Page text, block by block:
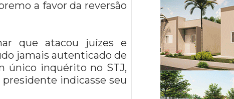
a favor da reversão
que atacou juízes e
jamais autenticado de
único inquérito no STJ,
indicasse seu